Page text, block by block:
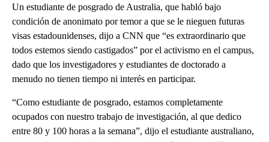
Un estudiante de posgrado de Australia, que habló bajo
condición de anonimato por temor a que se le nieguen futuras
visas estadounidenses, dijo a CNN que “es extraordinario que
todos estemos siendo castigados” por el activismo en el campus,
dado que los investigadores y estudiantes de doctorado a
menudo no tienen tiempo ni interés en participar.
“Como estudiante de posgrado, estamos completamente
ocupados con nuestro trabajo de investigación, al que dedico
entre 80 y 100 horas a la semana”, dijo el estudiante australiano,